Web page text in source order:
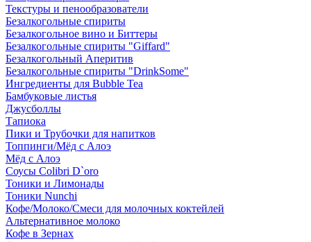
Текстуры и пенообразователи
Безалкогольные спириты
Безалкогольное вино и Биттеры
Безалкогольные спириты "Giffard"
Безалкогольный Аперитив
Безалкогольные спириты "DrinkSome"
Ингредиенты для Bubble Tea
Бамбуковые листья
Джусболлы
Тапиока
Пики и Трубочки для напитков
Топпинги/Мёд с Алоэ
Мёд с Алоэ
Соусы Colibri D`oro
Тоники и Лимонады
Тоники Nunchi
Кофе/Молоко/Смеси для молочных коктейлей
Альтернативное молоко
Кофе в Зернах